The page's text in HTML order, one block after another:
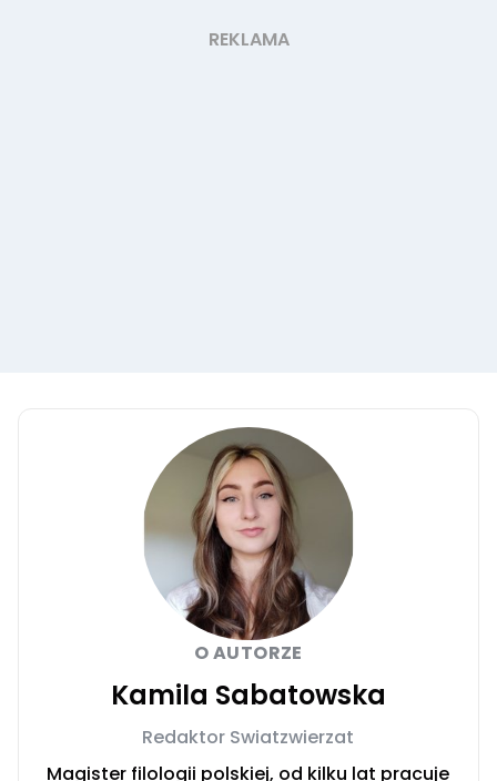
O AUTORZE
Kamila Sabatowska
Redaktor Swiatzwierzat
Magister filologii polskiej, od kilku lat pracuje